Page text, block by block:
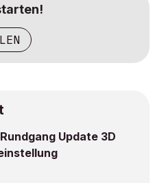
Update 3D